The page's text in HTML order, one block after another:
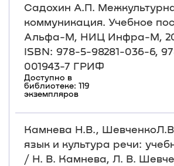
Садохин А.П.
коммуникация. Учебное
Альфа-М, НИЦ Инфра-М,
ISBN: 978-5-98281-036-6,
001943-7 ГРИФ
Доступно в
библиотеке: 119
экземпляров
Камнева Н.В.,
язык и культура речи:
/ Н. В. Камнева, Л. В.